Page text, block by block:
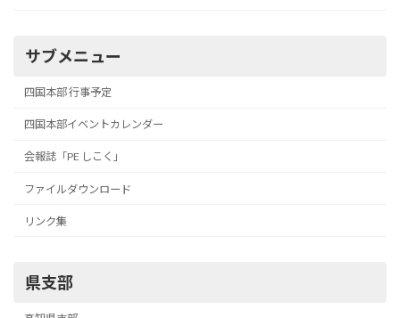
サブメニュー
四国本部 行事予定
四国本部イベントカレンダー
会報誌「PE しこく」
ファイルダウンロード
リンク集
県支部